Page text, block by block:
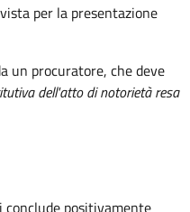
per la presentazione
un procuratore, che deve
dell'atto di notorietà resa
positivamente